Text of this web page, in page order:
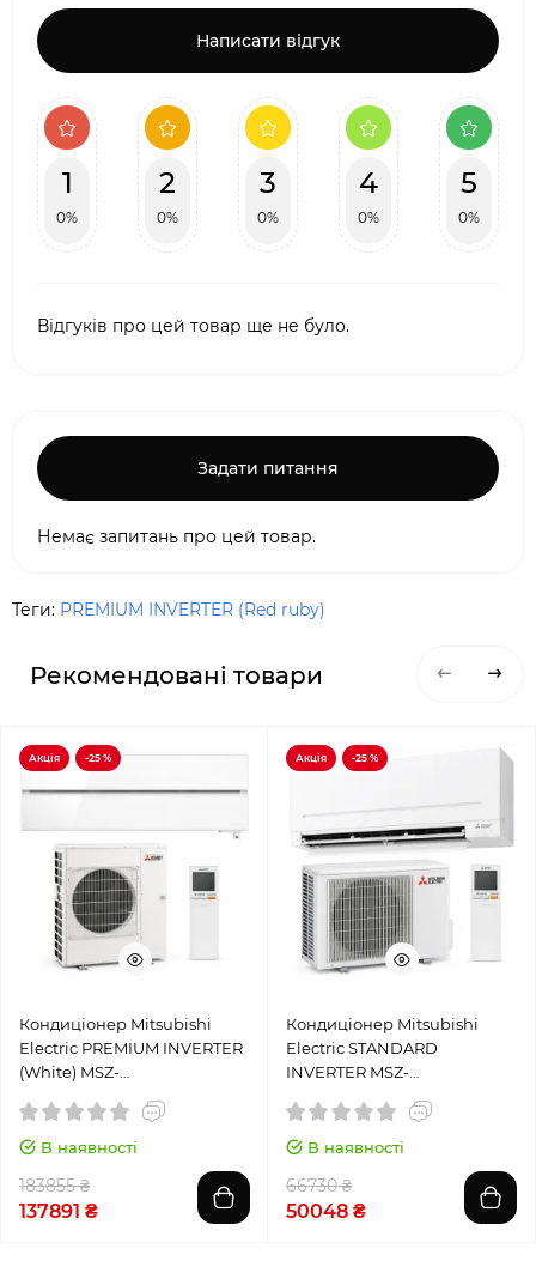
Написати відгук
1
0%
2
0%
3
0%
4
0%
5
0%
Відгуків про цей товар ще не було.
Задати питання
Немає запитань про цей товар.
Теги: PREMIUM INVERTER (Red ruby)
Рекомендовані товари
Акція -25 %
Кондиціонер Mitsubishi
Electric PREMIUM INVERTER
(White) MSZ-
В наявності
183855 ₴
137891 ₴
Акція -25 %
Кондиціонер Mitsubishi
Electric STANDARD
INVERTER MSZ-
В наявності
66730 ₴
50048 ₴